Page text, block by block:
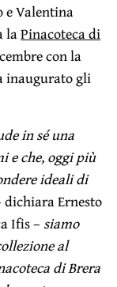
e Valentina
laPinacoteca di
con la
inaugurato gli
in sé una
e che, oggi più
ideali di
Ernesto
Ifis – siamo
al
di Brera